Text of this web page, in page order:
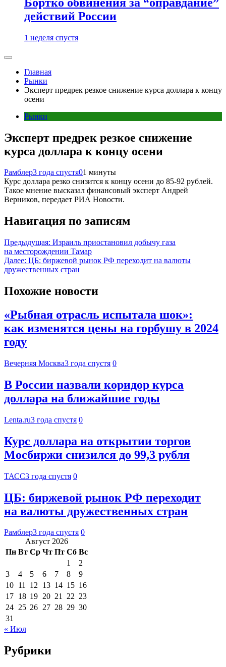
действий России
1 неделя спустя
Главная
Рынки
Эксперт предрек резкое снижение курса доллара к концу
осени
Рынки
Эксперт предрек резкое снижение
курса доллара к концу осени
Рамблер3 года спустя01 минуты
Курс доллара резко снизится к концу осени до 85-92 рублей.
Такое мнение высказал финансовый эксперт Андрей
Верников, передает РИА Новости.
Навигация по записям
Предыдущая: Израиль приостановил добычу газа
на месторождении Тамар
Далее: ЦБ: биржевой рынок РФ переходит на валюты
дружественных стран
Похожие новости
«Рыбная отрасль испытала шок»:
как изменятся цены на горбушу в 2024
году
Вечерняя Москва3 года спустя 0
В России назвали коридор курса
доллара на ближайшие годы
Lenta.ru3 года спустя 0
Курс доллара на открытии торгов
Мосбиржи снизился до 99,3 рубля
ТАСС3 года спустя 0
ЦБ: биржевой рынок РФ переходит
на валюты дружественных стран
Рамблер3 года спустя 0
Август 2026
Пн Вт Ср Чт Пт Сб Вс
1
2
3
4 5 6 7 8
9
10 11 12 13 14 15 16
17 18 19 20 21 22 23
24 25 26 27 28 29 30
31
« Июл
Рубрики